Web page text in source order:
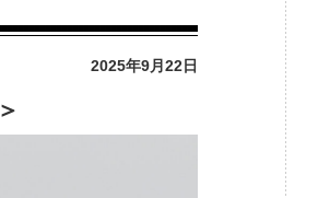
2025年9月22日